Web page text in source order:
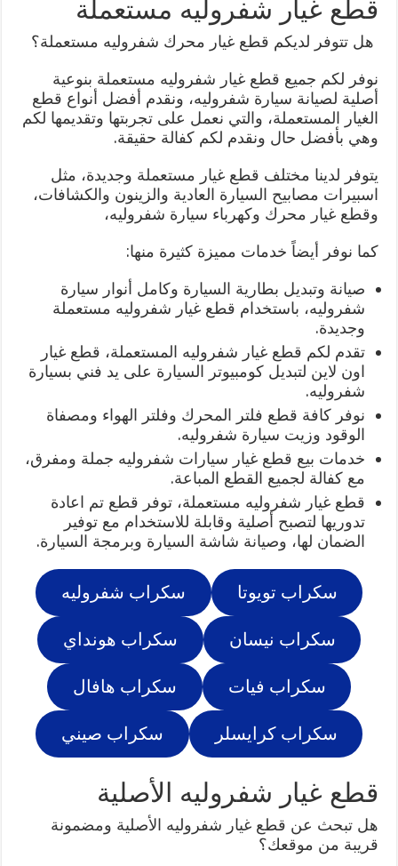
قطع غيار شفروليه مستعملة
هل تتوفر لديكم قطع غيار محرك شفروليه مستعملة؟
نوفر لكم جميع قطع غيار شفروليه مستعملة بنوعية
أصلية لصيانة سيارة شفروليه، ونقدم أفضل أنواع قطع
الغيار المستعملة، والتي نعمل على تجربتها وتقديمها لكم
وهي بأفضل حال ونقدم لكم كفالة حقيقة.
يتوفر لدينا مختلف قطع غيار مستعملة وجديدة، مثل
اسبيرات مصابيح السيارة العادية والزينون والكشافات،
وقطع غيار محرك وكهرباء سيارة شفروليه،
كما نوفر أيضاً خدمات مميزة كثيرة منها:
صيانة وتبديل بطارية السيارة وكامل أنوار سيارة
شفروليه، باستخدام قطع غيار شفروليه مستعملة
وجديدة.
تقدم لكم قطع غيار شفروليه المستعملة، قطع غيار
اون لاين لتبديل كومبيوتر السيارة على يد فني بسيارة
شفروليه.
نوفر كافة قطع فلتر المحرك وفلتر الهواء ومصفاة
الوقود وزيت سيارة شفروليه.
خدمات بيع قطع غيار سيارات شفروليه جملة ومفرق،
مع كفالة لجميع القطع المباعة.
قطع غيار شفروليه مستعملة، توفر قطع تم اعادة
تدوريها لتصبح أصلية وقابلة للاستخدام مع توفير
الضمان لها، وصيانة شاشة السيارة وبرمجة السيارة.
سكراب تويوتا سكراب شفروليه
سكراب نيسان سكراب هونداي
سكراب فيات سكراب هافال
سكراب كرايسلر سكراب صيني
قطع غيار شفروليه الأصلية
هل تبحث عن قطع غيار شفروليه الأصلية ومضمونة
قريبة من موقعك؟